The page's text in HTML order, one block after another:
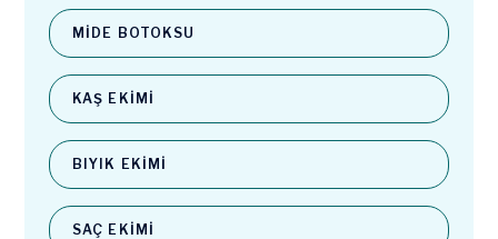
MIDE BOTOKSU
KAŞ EKIMI
BIYIK EKIMI
SAÇ EKIMI